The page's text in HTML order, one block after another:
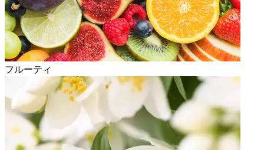
フルーティ